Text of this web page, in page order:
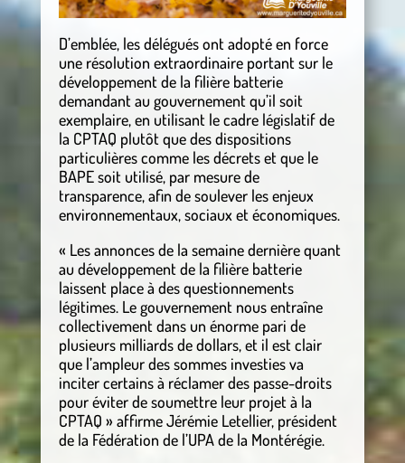
D’emblée, les délégués ont adopté en force
une résolution extraordinaire portant sur le
développement de la filière batterie
demandant au gouvernement qu’il soit
exemplaire, en utilisant le cadre législatif de
la CPTAQ plutôt que des dispositions
particulières comme les décrets et que le
BAPE soit utilisé, par mesure de
transparence, afin de soulever les enjeux
environnementaux, sociaux et économiques.
« Les annonces de la semaine dernière quant
au développement de la filière batterie
laissent place à des questionnements
légitimes. Le gouvernement nous entraîne
collectivement dans un énorme pari de
plusieurs milliards de dollars, et il est clair
que l’ampleur des sommes investies va
inciter certains à réclamer des passe-droits
pour éviter de soumettre leur projet à la
CPTAQ » affirme Jérémie Letellier, président
de la Fédération de l’UPA de la Montérégie.